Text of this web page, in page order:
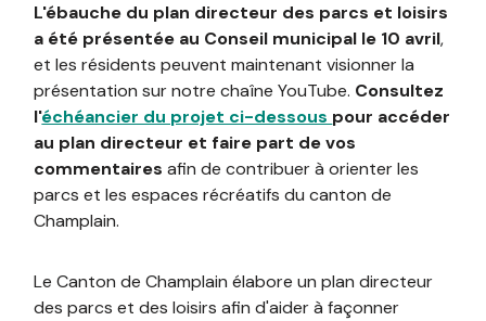
L'ébauche du plan directeur des parcs et loisirs
a été présentée au Conseil municipal le 10 avril,
et les résidents peuvent maintenant visionner la
présentation sur notre chaîne YouTube. Consultez
l'échéancier du projet ci-dessous pour accéder
au plan directeur et faire part de vos
commentaires afin de contribuer à orienter les
parcs et les espaces récréatifs du canton de
Champlain.
Le Canton de Champlain élabore un plan directeur
des parcs et des loisirs afin d'aider à façonner